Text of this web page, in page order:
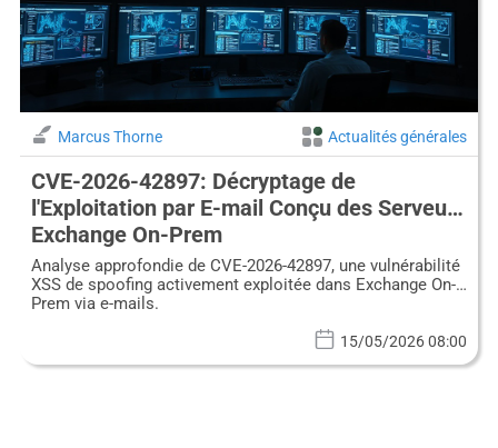
Marcus Thorne Actualités générales
CVE-2026-42897: Décryptage de
l'Exploitation par E-mail Conçu des Serveurs
Exchange On-Prem
Analyse approfondie de CVE-2026-42897, une vulnérabilité
XSS de spoofing activement exploitée dans Exchange On-
Prem via e-mails.
15/05/2026 08:00